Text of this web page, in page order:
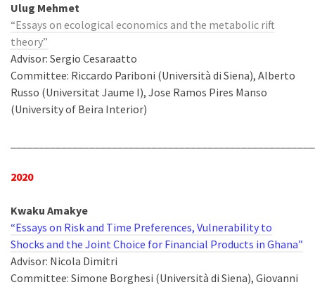
Ulug Mehmet
“Essays on ecological economics and the metabolic rift
theory”
Advisor: Sergio Cesaraatto
Committee: Riccardo Pariboni (Università di Siena), Alberto
Russo (Universitat Jaume I), Jose Ramos Pires Manso
(University of Beira Interior)
2020
Kwaku Amakye
“Essays on Risk and Time Preferences, Vulnerability to
Shocks and the Joint Choice for Financial Products in Ghana”
Advisor: Nicola Dimitri
Committee: Simone Borghesi (Università di Siena), Giovanni